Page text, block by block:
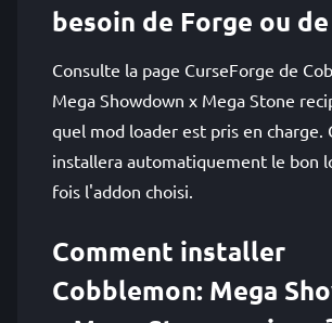
besoin de Forge ou
Consulte la page CurseForge de
Mega Showdown x Mega Stone
quel mod loader est pris en charge.
installera automatiquement le bon
fois l'addon choisi.
Comment installer
Cobblemon: Mega